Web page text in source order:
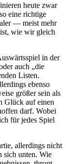
heute zwar
eine richtige
— meist mehr
wie wir gleich
in der
auch „die
Listen.
ebenso
größer sein als
Glück auf einen
darf. Wobei
für jedes Spiel
allerdings nicht
sich unten. Wie